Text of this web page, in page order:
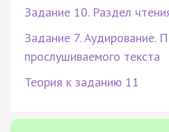
Задание 10. Раздел
Задание 7. Аудирование.
прослушиваемого текста
Теория к заданию 11